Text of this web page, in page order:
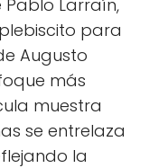
Pablo Larraín,
para
Augusto
más
muestra
se entrelaza
la